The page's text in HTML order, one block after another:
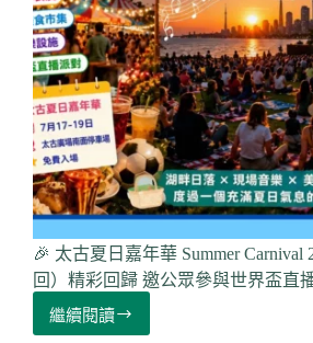
耀
東
今
天
主
持
「花
鳥
畫」
講
座
及
示
範
🎉 太古夏日嘉年華 Summer Carnival
回）精彩回歸 邀公眾參與世界盃直
繼續閱讀
【周